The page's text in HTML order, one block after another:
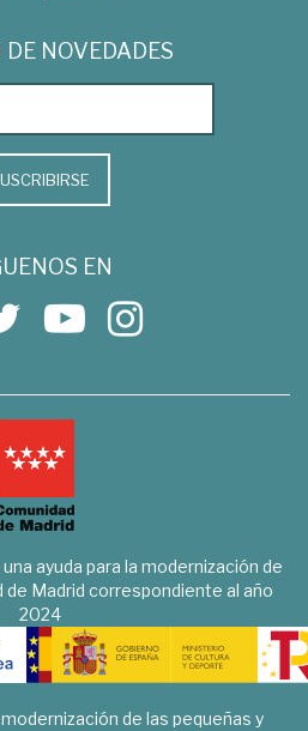
NOVEDADES
EN
ayuda para la modernización de
de Madrid correspondiente al año
2024
de las pequeñas y